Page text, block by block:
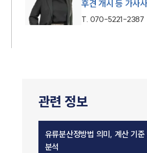
후견 개시 등 가사
T. 070-5221-2387
관련 정보
유류분산정방법 의미, 계산 기준
분석